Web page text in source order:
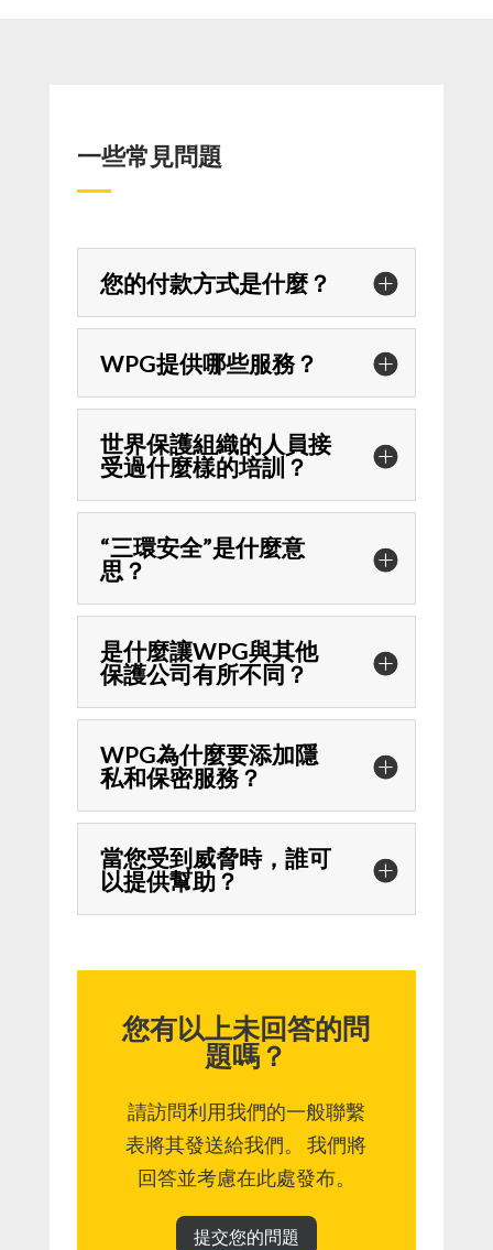
一些常見問題
您的付款方式是什麼？
WPG提供哪些服務？
世界保護組織的人員接
受過什麼樣的培訓？
“三環安全”是什麼意
思？
是什麼讓WPG與其他
保護公司有所不同？
WPG為什麼要添加隱
私和保密服務？
當您受到威脅時，誰可
以提供幫助？
您有以上未回答的問
題嗎？
請訪問利用我們的一般聯繫
表將其發送給我們。 我們將
回答並考慮在此處發布。
提交您的問題